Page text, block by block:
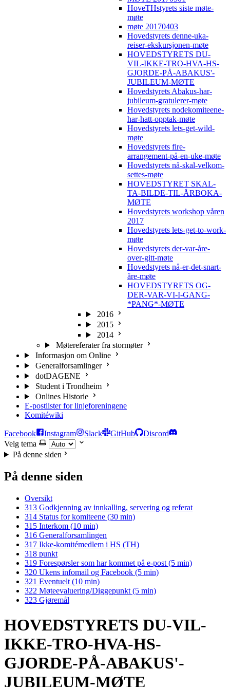
HoveTHstyrets siste møte-
møte
møte 20170403
Hovedstyrets denne-uka-
reiser-ekskursjonen-møte
HOVEDSTYRETS DU-
VIL-IKKE-TRO-HVA-HS-
GJORDE-PÅ-ABAKUS'-
JUBILEUM-MØTE
Hovedstyrets Abakus-har-
jubileum-gratulerer-møte
Hovedstyrets nodekomiteene-
har-hatt-opptak-møte
Hovedstyrets lets-get-wild-
møte
Hovedstyrets fire-
arrangement-på-en-uke-møte
Hovedstyrets nå-skal-velkom-
settes-møte
HOVEDSTYRET SKAL-
TA-BILDE-TIL-ÅRBOKA-
MØTE
Hovedstyrets workshop våren
2017
Hovedstyrets lets-get-to-work-
møte
Hovedstyrets der-var-åre-
over-gitt-møte
Hovedstyrets nå-er-det-snart-
åre-møte
HOVEDSTYRETS OG-
DER-VAR-VI-I-GANG-
*PANG*-MØTE
2016
2015
2014
Møtereferater fra stormøter
Informasjon om Online
Generalforsamlinger
dotDAGENE
Student i Trondheim
Onlines Historie
E-postlister for linjeforeningene
Komitéwiki
Facebook Instagram Slack GitHub
Discord
Velg tema
På denne siden
På denne siden
Oversikt
313 Godkjenning av innkalling, servering og referat
314 Status for komiteene (30 min)
315 Interkom (10 min)
316 Generalforsamlingen
317 Ikke-komitémedlem i HS (TH)
318 punkt
319 Forespørsler som har kommet på e-post (5 min)
320 Ukens infomail og Facebook (5 min)
321 Eventuelt (10 min)
322 Møteevaluering/Diggepunkt (5 min)
323 Gjøremål
HOVEDSTYRETS DU-VIL-
IKKE-TRO-HVA-HS-
GJORDE-PÅ-ABAKUS'-
JUBILEUM-MØTE